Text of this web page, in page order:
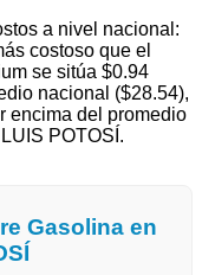
a nivel nacional:
costoso que el
se sitúa $0.94
nacional ($28.54),
encima del promedio
POTOSÍ.
Gasolina en